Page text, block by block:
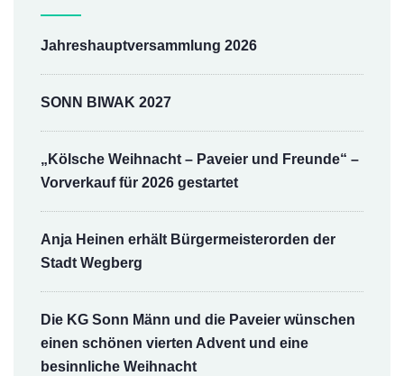
Jahreshauptversammlung 2026
SONN BIWAK 2027
„Kölsche Weihnacht – Paveier und Freunde“ –
Vorverkauf für 2026 gestartet
Anja Heinen erhält Bürgermeisterorden der
Stadt Wegberg
Die KG Sonn Männ und die Paveier wünschen
einen schönen vierten Advent und eine
besinnliche Weihnacht